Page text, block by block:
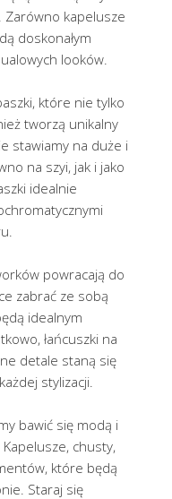
Zarówno kapelusze
doskonałym
looków.
które nie tylko
tworzą unikalny
stawiamy na duże i
na szyi, jak i jako
idealnie
powracają do
zabrać ze sobą
idealnym
łańcuszki na
detale staną się
stylizacji.
bawić się modą i
chusty,
które będą
Staraj się